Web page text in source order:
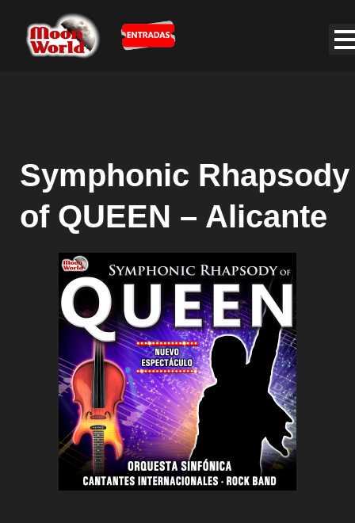
Symphonic Rhapsody
of QUEEN – Alicante